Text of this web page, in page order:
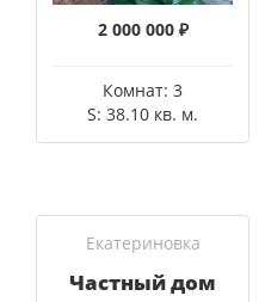
2 000 000 ₽
Комнат: 3
S: 38.10 кв. м.
Екатериновка
Частный дом